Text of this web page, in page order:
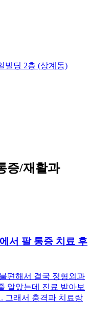
빌딩 2층 (상계동)
증/재활과
서 팔 통증 치료 후
편해서 결국 정형외과
알았는데 진료 받아보
그래서 충격파 치료랑